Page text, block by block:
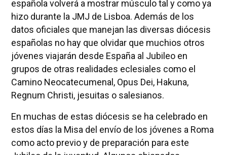
española volverá a mostrar músculo tal y como ya
hizo durante la JMJ de Lisboa. Además de los
datos oficiales que manejan las diversas diócesis
españolas no hay que olvidar que muchios otros
jóvenes viajarán desde España al Jubileo en
grupos de otras realidades eclesiales como el
Camino Neocatecumenal, Opus Dei, Hakuna,
Regnum Christi, jesuitas o salesianos.
En muchas de estas diócesis se ha celebrado en
estos días la Misa del envío de los jóvenes a Roma
como acto previo y de preparación para este